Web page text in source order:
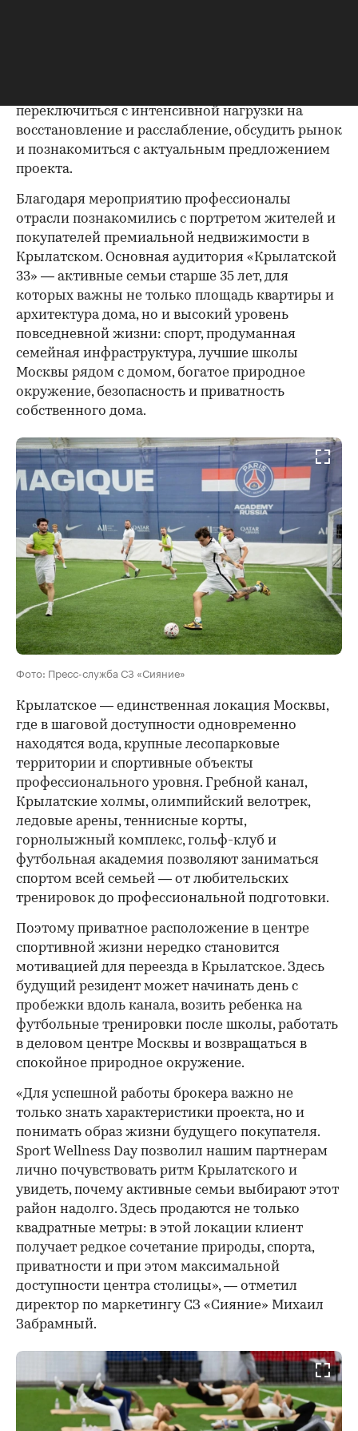
переключиться с интенсивной нагрузки на
восстановление и расслабление, обсудить рынок
и познакомиться с актуальным предложением
проекта.
Благодаря мероприятию профессионалы
отрасли познакомились с портретом жителей и
покупателей премиальной недвижимости в
Крылатском. Основная аудитория «Крылатской
33» — активные семьи старше 35 лет, для
которых важны не только площадь квартиры и
архитектура дома, но и высокий уровень
повседневной жизни: спорт, продуманная
семейная инфраструктура, лучшие школы
Москвы рядом с домом, богатое природное
окружение, безопасность и приватность
собственного дома.
Фото: Пресс-служба СЗ «Сияние»
Крылатское — единственная локация Москвы,
где в шаговой доступности одновременно
находятся вода, крупные лесопарковые
территории и спортивные объекты
профессионального уровня. Гребной канал,
Крылатские холмы, олимпийский велотрек,
ледовые арены, теннисные корты,
горнолыжный комплекс, гольф-клуб и
футбольная академия позволяют заниматься
спортом всей семьей — от любительских
тренировок до профессиональной подготовки.
Поэтому приватное расположение в центре
спортивной жизни нередко становится
мотивацией для переезда в Крылатское. Здесь
будущий резидент может начинать день с
пробежки вдоль канала, возить ребенка на
футбольные тренировки после школы, работать
в деловом центре Москвы и возвращаться в
спокойное природное окружение.
«Для успешной работы брокера важно не
только знать характеристики проекта, но и
понимать образ жизни будущего покупателя.
Sport Wellness Day позволил нашим партнерам
лично почувствовать ритм Крылатского и
увидеть, почему активные семьи выбирают этот
район надолго. Здесь продаются не только
квадратные метры: в этой локации клиент
получает редкое сочетание природы, спорта,
приватности и при этом максимальной
доступности центра столицы», — отметил
директор по маркетингу СЗ «Сияние» Михаил
Забрамный.